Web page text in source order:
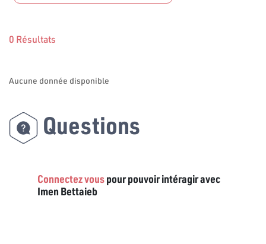
0 Résultats
Aucune donnée disponible
Questions
Connectez vouspour pouvoir intéragir avec
Imen Bettaieb